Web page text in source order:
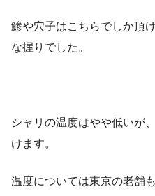
鯵や穴子はこちらでしか頂
な握りでした。
シャリの温度はやや低いが
けます。
温度については東京の老舗